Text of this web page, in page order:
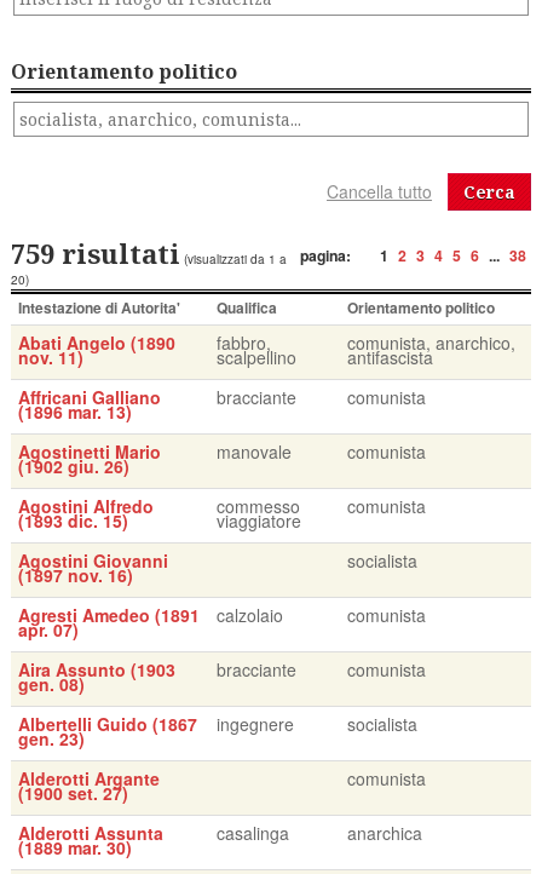
Orientamento politico
Cerca
pagina: 1 2 3 4 5 6 ... 38
759 risultati (visualizzati da 1 a
20)
Intestazione di Autorita' Qualifica Orientamento politico
Abati Angelo (1890
nov. 11)
fabbro,
scalpellino
comunista, anarchico,
antifascista
Affricani Galliano
(1896 mar. 13)
bracciante comunista
Agostinetti Mario
(1902 giu. 26)
manovale comunista
Agostini Alfredo
(1893 dic. 15)
commesso
viaggiatore
comunista
Agostini Giovanni
(1897 nov. 16)
socialista
Agresti Amedeo (1891
apr. 07)
calzolaio comunista
Aira Assunto (1903
gen. 08)
bracciante comunista
Albertelli Guido (1867
gen. 23)
ingegnere socialista
Alderotti Argante
(1900 set. 27)
comunista
Alderotti Assunta
(1889 mar. 30)
casalinga anarchica